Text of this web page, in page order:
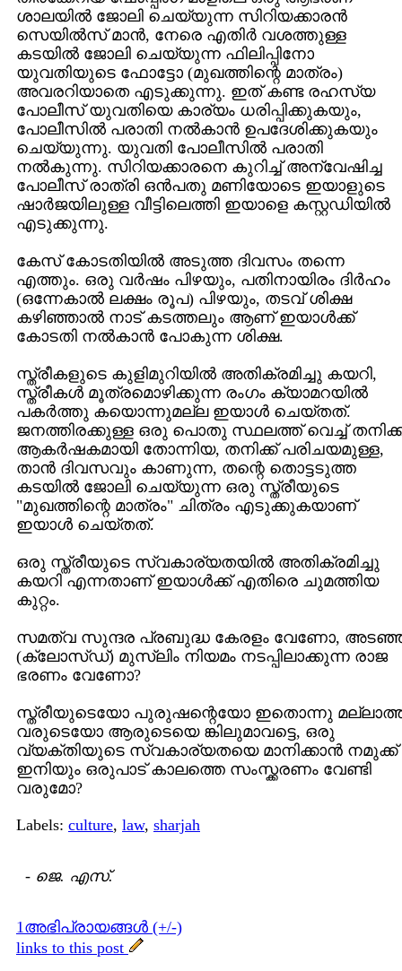
ശാലയില്‍ ജോലി ചെയ്യുന്ന സിറിയക്കാരന്‍
സെയില്‍സ്‌ മാന്‍, നേരെ എതിര്‍ വശത്തുള്ള
കടയില്‍ ജോലി ചെയ്യുന്ന ഫിലിപ്പിനോ
യുവതിയുടെ ഫോട്ടോ (മുഖത്തിന്റെ മാത്രം)
അവരറിയാതെ എടുക്കുന്നു. ഇത് കണ്ട രഹസ്യ
പോലീസ്‌ യുവതിയെ കാര്യം ധരിപ്പിക്കുകയും,
പോലീസില്‍ പരാതി നല്‍കാന്‍ ഉപദേശിക്കുകയും
ചെയ്യുന്നു. യുവതി പോലീസില്‍ പരാതി
നല്‍കുന്നു. സിറിയക്കാരനെ കുറിച്ച് അന്വേഷിച്ച
പോലീസ്‌ രാത്രി ഒന്‍പതു മണിയോടെ ഇയാളുടെ
ഷാര്‍ജയിലുള്ള വീട്ടിലെത്തി ഇയാളെ കസ്റ്റഡിയില്‍
എടുക്കുന്നു.
കേസ്‌ കോടതിയില്‍ അടുത്ത ദിവസം തന്നെ
എത്തും. ഒരു വര്‍ഷം പിഴയും, പതിനായിരം ദിര്‍ഹം
(ഒന്നേകാല്‍ ലക്ഷം രൂപ) പിഴയും, തടവ്‌ ശിക്ഷ
കഴിഞ്ഞാല്‍ നാട് കടത്തലും ആണ് ഇയാള്‍ക്ക്
കോടതി നല്‍കാന്‍ പോകുന്ന ശിക്ഷ.
സ്ത്രീകളുടെ കുളിമുറിയില്‍ അതിക്രമിച്ചു കയറി,
സ്ത്രീകള്‍ മൂത്രമൊഴിക്കുന്ന രംഗം ക്യാമറയില്‍
പകര്‍ത്തു കയൊന്നുമല്ല ഇയാള്‍ ചെയ്തത്.
ജനത്തിരക്കുള്ള ഒരു പൊതു സ്ഥലത്ത് വെച്ച്
ആകര്‍ഷകമായി തോന്നിയ, തനിക്ക് പരിചയമുള്ള,
താന്‍ ദിവസവും കാണുന്ന, തന്റെ തൊട്ടടുത്ത
കടയില്‍ ജോലി ചെയ്യുന്ന ഒരു സ്ത്രീയുടെ
"മുഖത്തിന്റെ മാത്രം" ചിത്രം എടുക്കുകയാണ്
ഇയാള്‍ ചെയ്തത്.
ഒരു സ്ത്രീയുടെ സ്വകാര്യതയില്‍ അതിക്രമിച്ചു
കയറി എന്നതാണ് ഇയാള്‍ക്ക് എതിരെ ചുമത്തിയ
കുറ്റം.
സമത്വ സുന്ദര പ്രബുദ്ധ കേരളം വേണോ,
(ക്ലോസ്ഡ്) മുസ്ലിം നിയമം നടപ്പിലാക്കുന്ന രാജ
ഭരണം വേണോ?
സ്ത്രീയുടെയോ പുരുഷന്റെയോ ഇതൊന്നു
വരുടെയോ ആരുടെയെ ങ്കിലുമാവട്ടെ, ഒരു
വ്യക്തിയുടെ സ്വകാര്യതയെ മാനിക്കാന്‍ നമുക്ക്‌
ഇനിയും ഒരുപാട് കാലത്തെ സംസ്ക്കരണം വേണ്ടി
വരുമോ?
Labels: culture, law, sharjah
- ജെ. എസ്.
1അഭിപ്രായങ്ങള്‍ (+/-)
links to this post